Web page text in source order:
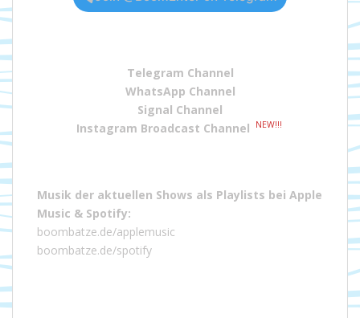
Telegram Channel
WhatsApp Channel
Signal Channel
Instagram Broadcast Channel
NEW!!!
Musik der aktuellen Shows als Playlists bei Apple
Music & Spotify:
boombatze.de/applemusic
boombatze.de/spotify